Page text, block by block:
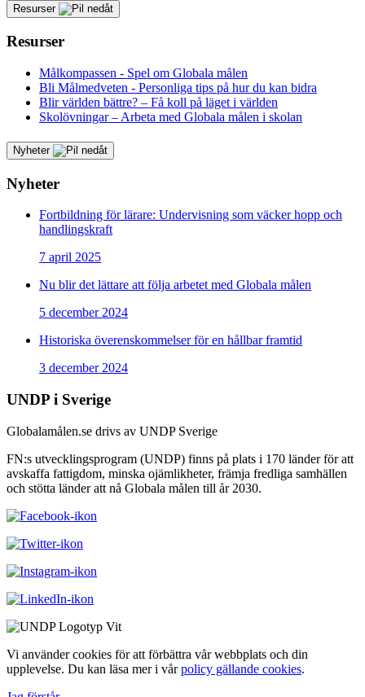
Resurser
Resurser
Målkompassen - Spel om Globala målen
Bli Målmedveten - Personliga tips på hur du kan bidra
Blir världen bättre? – Få koll på läget i världen
Skolövningar – Arbeta med Globala målen i skolan
Nyheter
Nyheter
Fortbildning för lärare: Undervisning som väcker hopp och
handlingskraft
7 april 2025
Nu blir det lättare att följa arbetet med Globala målen
5 december 2024
Historiska överenskommelser för en hållbar framtid
3 december 2024
UNDP i Sverige
Globalamålen.se drivs av UNDP Sverige
FN:s utvecklingsprogram (UNDP) finns på plats i 170 länder för att
avskaffa fattigdom, minska ojämlikheter, främja fredliga samhällen
och stötta länder att nå Globala målen till år 2030.
Vi använder cookies för att förbättra vår webbplats och din
upplevelse. Du kan läsa mer i vårpolicy gällande cookies.